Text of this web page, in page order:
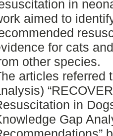
in
aimed to
for cats
other species.
articles referred
in
Gap